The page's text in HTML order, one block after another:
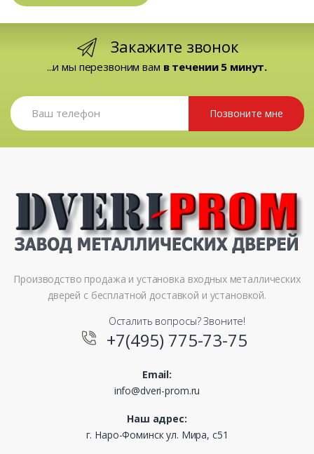
Закажите звонок
...и мы перезвоним вам в течении 5 минут.
Позвоните мне
Производство продажа и установка входных металлических
дверей с бесплатной доставкой и установкой.
Осталить вопросы? Звоните!
+7(495) 775-73-75
Email:
info@dveri-prom.ru
Наш адрес:
г. Наро-Фоминск ул. Мира, с51